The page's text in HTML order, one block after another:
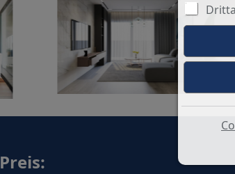
Preis: